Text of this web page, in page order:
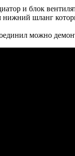
и блок
шланг
можно